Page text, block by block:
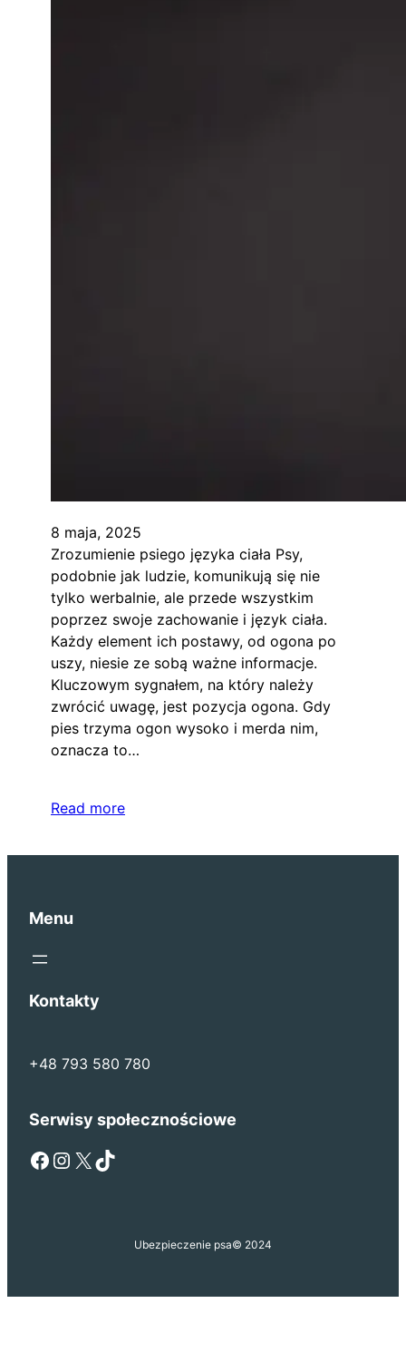
8 maja, 2025
Zrozumienie psiego języka ciała Psy,
podobnie jak ludzie, komunikują się nie
tylko werbalnie, ale przede wszystkim
poprzez swoje zachowanie i język ciała.
Każdy element ich postawy, od ogona po
uszy, niesie ze sobą ważne informacje.
Kluczowym sygnałem, na który należy
zwrócić uwagę, jest pozycja ogona. Gdy
pies trzyma ogon wysoko i merda nim,
oznacza to…
Read more
Menu
Kontakty
+48 793 580 780
Serwisy społecznościowe
Facebook Instagram X TikTok
Ubezpieczenie psa© 2024